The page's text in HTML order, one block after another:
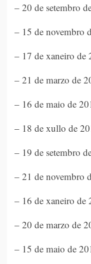
– 20 de setembro
– 15 de novembro
– 17 de xaneiro de
– 21 de marzo de
– 16 de maio de
– 18 de xullo de
– 19 de setembro
– 21 de novembro
– 16 de xaneiro de
– 20 de marzo de
– 15 de maio de